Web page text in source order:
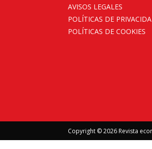
AVISOS LEGALES
POLÍTICAS DE
POLÍTICAS DE COOKIES
Copyright © 2026 Revista